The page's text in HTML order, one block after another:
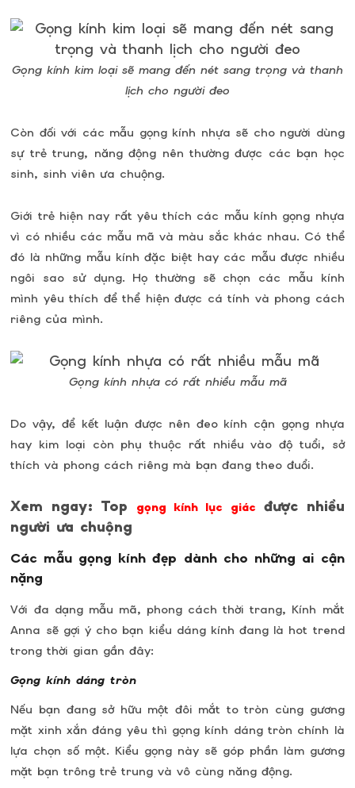
Gọng kính kim loại sẽ mang đến nét sang trọng và thanh
lịch cho người đeo
Còn đối với các mẫu gọng kính nhựa sẽ cho người dùng
sự trẻ trung, năng động nên thường được các bạn học
sinh, sinh viên ưa chuộng.
Giới trẻ hiện nay rất yêu thích các mẫu kính gọng nhựa
vì có nhiều các mẫu mã và màu sắc khác nhau. Có thể
đó là những mẫu kính đặc biệt hay các mẫu được nhiều
ngôi sao sử dụng. Họ thường sẽ chọn các mẫu kính
mình yêu thích để thể hiện được cá tính và phong cách
riêng của mình.
Gọng kính nhựa có rất nhiều mẫu mã
Do vậy, để kết luận được nên đeo kính cận gọng nhựa
hay kim loại còn phụ thuộc rất nhiều vào độ tuổi, sở
thích và phong cách riêng mà bạn đang theo đuổi.
Xem ngay: Top gọng kính lục giác được nhiều
người ưa chuộng
Các mẫu gọng kính đẹp dành cho những ai cận
nặng
Với đa dạng mẫu mã, phong cách thời trang, Kính mắt
Anna sẽ gợi ý cho bạn kiểu dáng kính đang là hot trend
trong thời gian gần đây:
Gọng kính dáng tròn
Nếu bạn đang sở hữu một đôi mắt to tròn cùng gương
mặt xinh xắn đáng yêu thì gọng kính dáng tròn chính là
lựa chọn số một. Kiểu gọng này sẽ góp phần làm gương
mặt bạn trông trẻ trung và vô cùng năng động.